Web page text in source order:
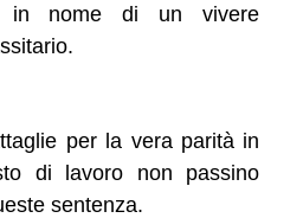
in nome di un vivere
per la vera parità in
di lavoro non passino
sentenza.